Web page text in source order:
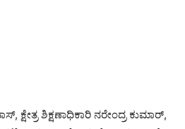
ಕ್ಷೇತ್ರ ಶಿಕ್ಷಣಾಧಿಕಾರಿ ನರೇಂದ್ರ ಕುಮಾರ್,